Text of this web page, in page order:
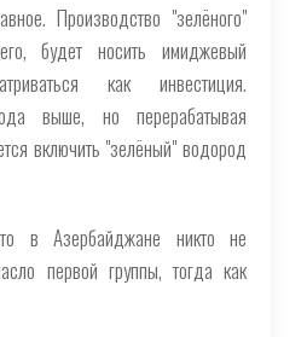
Производство "зелёного"
будет носить имиджевый
как инвестиция.
выше, но перерабатывая
включить "зелёный" водород
в Азербайджане никто не
первой группы, тогда как